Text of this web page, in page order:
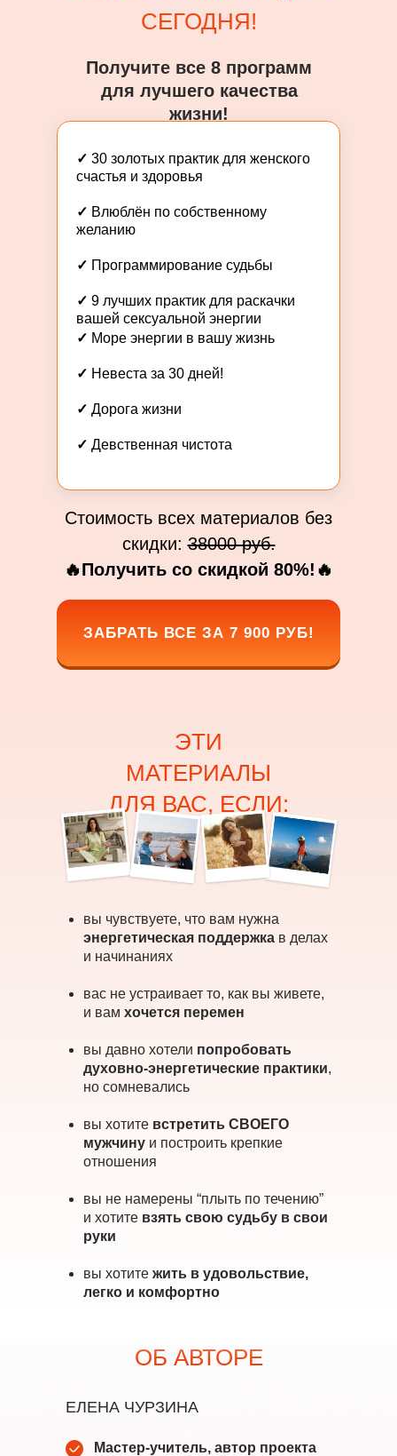
СЕГОДНЯ!
Получите все 8 программ
для лучшего качества
жизни!
ЗАБРАТЬ ВСЕ ЗА 7 900 РУБ!
✓ Море энергии в вашу жизнь
✓ Невеста за 30 дней!
✓ Дорога жизни
✓ Девственная чистота
✓ 30 золотых практик для женского
счастья и здоровья
✓ Влюблён по собственному
желанию
✓ Программирование судьбы
✓ 9 лучших практик для раскачки
вашей сексуальной энергии
Стоимость всех материалов без
скидки:38000 руб.
🔥Получить со скидкой 80%!🔥
ЭТИ
МАТЕРИАЛЫ
ДЛЯ ВАС, ЕСЛИ:
вы чувствуете, что вам нужна
энергетическая поддержка в делах
и начинаниях
вас не устраивает то, как вы живете,
и вам хочется перемен
вы давно хотели попробовать
духовно-энергетические практики,
но сомневались
вы хотите встретить СВОЕГО
мужчину и построить крепкие
отношения
вы не намерены “плыть по течению”
и хотите взять свою судьбу в свои
руки
вы хотите жить в удовольствие,
легко и комфортно
ОБ АВТОРЕ
Мастер-учитель, автор проекта
ЕЛЕНА ЧУРЗИНА